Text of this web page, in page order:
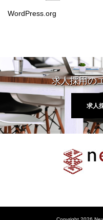
WordPress.org
求人採用の
求人